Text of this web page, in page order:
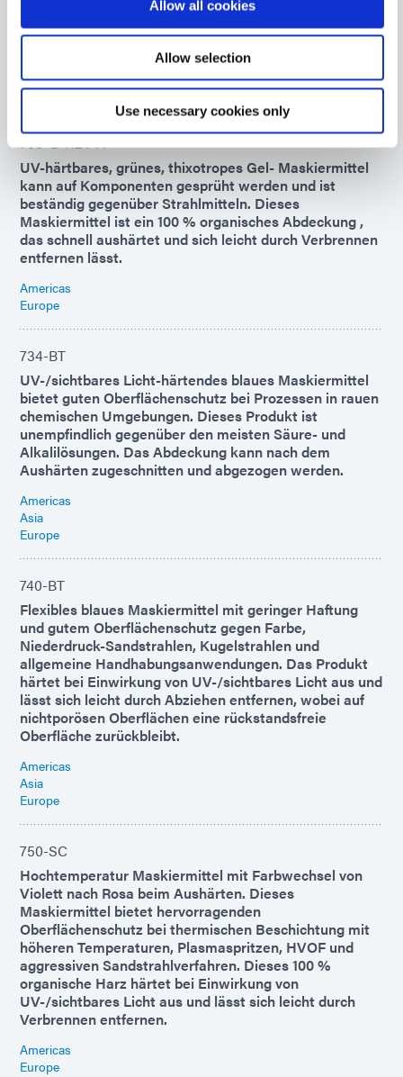
Allow all cookies
Allow selection
Use necessary cookies only
ordnungsgemäßer Aushärtung keine Rückstände auf
Oberflächen.
Asia
Europe
733-G-REV-A
UV-härtbares, grünes, thixotropes Gel- Maskiermittel
kann auf Komponenten gesprüht werden und ist
beständig gegenüber Strahlmitteln. Dieses
Maskiermittel ist ein 100 % organisches Abdeckung ,
das schnell aushärtet und sich leicht durch Verbrennen
entfernen lässt.
Americas
Europe
734-BT
UV-/sichtbares Licht-härtendes blaues Maskiermittel
bietet guten Oberflächenschutz bei Prozessen in rauen
chemischen Umgebungen. Dieses Produkt ist
unempfindlich gegenüber den meisten Säure- und
Alkalilösungen. Das Abdeckung kann nach dem
Aushärten zugeschnitten und abgezogen werden.
Americas
Asia
Europe
740-BT
Flexibles blaues Maskiermittel mit geringer Haftung
und gutem Oberflächenschutz gegen Farbe,
Niederdruck-Sandstrahlen, Kugelstrahlen und
allgemeine Handhabungsanwendungen. Das Produkt
härtet bei Einwirkung von UV-/sichtbares Licht aus und
lässt sich leicht durch Abziehen entfernen, wobei auf
nichtporösen Oberflächen eine rückstandsfreie
Oberfläche zurückbleibt.
Americas
Asia
Europe
750-SC
Hochtemperatur Maskiermittel mit Farbwechsel von
Violett nach Rosa beim Aushärten. Dieses
Maskiermittel bietet hervorragenden
Oberflächenschutz bei thermischen Beschichtung mit
höheren Temperaturen, Plasmaspritzen, HVOF und
aggressiven Sandstrahlverfahren. Dieses 100 %
organische Harz härtet bei Einwirkung von
UV-/sichtbares Licht aus und lässt sich leicht durch
Verbrennen entfernen.
Americas
Europe